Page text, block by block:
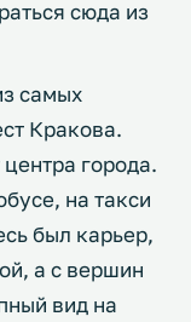
сюда из
самых
Кракова.
города.
на такси
был карьер,
а с вершин
вид на